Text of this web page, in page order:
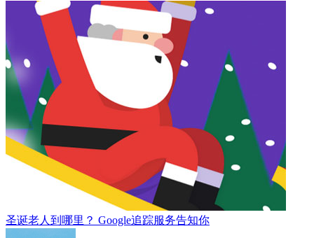
圣诞老人到哪里？ Google追踪服务告知你